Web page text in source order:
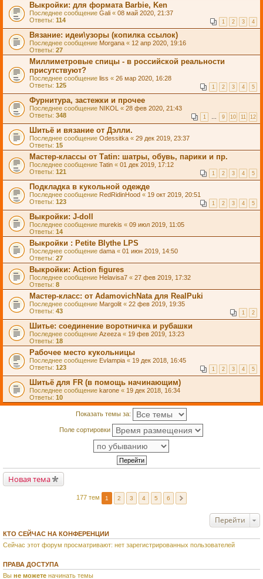
Выкройки: для формата Barbie, Ken
Последнее сообщение Gali « 08 май 2020, 21:37
Ответы: 114 1 2 3 4
Вязание: идеи\узоры (копилка ссылок)
Последнее сообщение Morgana « 12 апр 2020, 19:16
Ответы: 27
Миллиметровые спицы - в российской реальности
присутствуют?
Последнее сообщение liss « 26 мар 2020, 16:28
Ответы: 125 1 2 3 4 5
Фурнитура, застежки и прочее
Последнее сообщение NIKOL « 28 фев 2020, 21:43
Ответы: 348 1 … 9 10 11 12
Шитьё и вязание от Дэлли.
Последнее сообщение Odessitka « 29 дек 2019, 23:37
Ответы: 15
Мастер-классы от Таtin: шатры, обувь, парики и пр.
Последнее сообщение Tatin « 01 дек 2019, 17:12
Ответы: 121 1 2 3 4 5
Подкладка в кукольной одежде
Последнее сообщение RedRidinHood « 19 окт 2019, 20:51
Ответы: 123 1 2 3 4 5
Выкройки: J-doll
Последнее сообщение murekis « 09 июл 2019, 11:05
Ответы: 14
Выкройки : Petite Blythe LPS
Последнее сообщение dama « 01 июн 2019, 14:50
Ответы: 27
Выкройки: Action figures
Последнее сообщение Helavisa7 « 27 фев 2019, 17:32
Ответы: 8
Мастер-класс: от AdamovichNata для RealPuki
Последнее сообщение Margolit « 22 фев 2019, 19:35
Ответы: 43 1 2
Шитье: соединение воротничка и рубашки
Последнее сообщение Azeeza « 19 фев 2019, 13:23
Ответы: 18
Рабочее место кукольницы
Последнее сообщение Evlampia « 19 дек 2018, 16:45
Ответы: 123 1 2 3 4 5
Шитьё для FR (в помощь начинающим)
Последнее сообщение karone « 19 дек 2018, 16:34
Ответы: 10
Показать темы за:
Поле сортировки
Новая тема
177 тем 1 2 3 4 5 6
Перейти
КТО СЕЙЧАС НА КОНФЕРЕНЦИИ
Сейчас этот форум просматривают: нет зарегистрированных пользователей
ПРАВА ДОСТУПА
Вы не можете начинать темы